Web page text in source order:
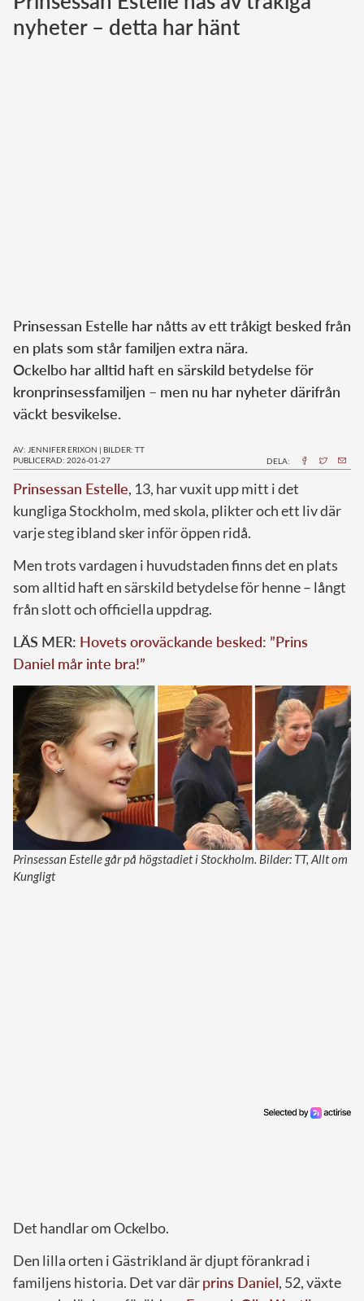
Norska kungahuset
nyheter – detta har hänt
Prinsessan Estelle har nåtts av ett tråkigt besked från
en plats som står familjen extra nära.
Ockelbo har alltid haft en särskild betydelse för
kronprinsessfamiljen – men nu har nyheter därifrån
väckt besvikelse.
AV: JENNIFER ERIXON | BILDER: TT
PUBLICERAD: 2026-01-27
DELA:
Prinsessan Estelle, 13, har vuxit upp mitt i det
kungliga Stockholm, med skola, plikter och ett liv där
varje steg ibland sker inför öppen ridå.
Men trots vardagen i huvudstaden finns det en plats
som alltid haft en särskild betydelse för henne – långt
från slott och officiella uppdrag.
LÄS MER: Hovets oroväckande besked: ”Prins
Daniel mår inte bra!”
Prinsessan Estelle går på högstadiet i Stockholm. Bilder: TT, Allt om
Kungligt
Det handlar om Ockelbo.
Den lilla orten i Gästrikland är djupt förankrad i
familjens historia. Det var därprins Daniel, 52, växte